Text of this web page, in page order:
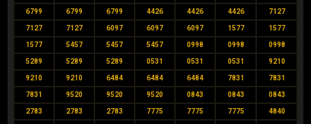
6799 6799 6799 4426 4426 4426 7127
7127 7127 6097 6097 6097 1577 1577
1577 5457 5457 5457 0998 0998 0998
5289 5289 5289 0531 0531 0531 9210
9210 9210 6484 6484 6484 7831 7831
7831 9520 9520 9520 0843 0843 0843
2783 2783 2783 7775 7775 7775 4840